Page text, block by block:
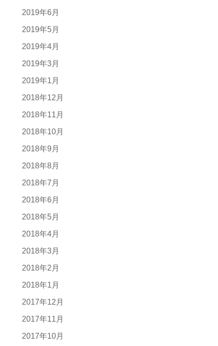
2019年6月
2019年5月
2019年4月
2019年3月
2019年1月
2018年12月
2018年11月
2018年10月
2018年9月
2018年8月
2018年7月
2018年6月
2018年5月
2018年4月
2018年3月
2018年2月
2018年1月
2017年12月
2017年11月
2017年10月